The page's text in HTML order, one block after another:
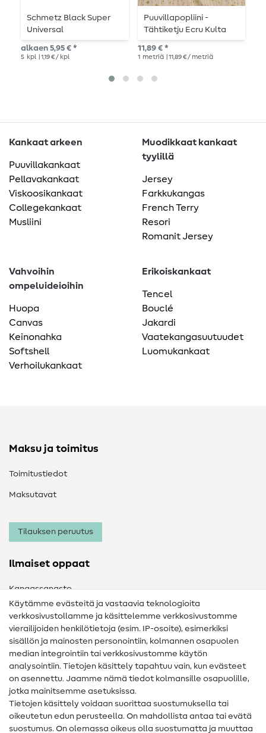
Schmetz Black Super
Universal
ompelukoneenneulat
alkaen 5,95 € *
5 kpl | 1,19 € / kpl
Puuvillapopliini -
Tähtiketju Ecru Kulta
Hopea
11,89 € *
1 metriä | 11,89 € / metriä
Kankaat arkeen
Puuvillakankaat
Pellavakankaat
Viskoosikankaat
Collegekankaat
Musliini
Muodikkaat kankaat
tyylillä
Jersey
Farkkukangas
French Terry
Resori
Romanit Jersey
Vahvoihin
ompeluideioihin
Huopa
Canvas
Keinonahka
Softshell
Verhoilukankaat
Erikoiskankaat
Tencel
Bouclé
Jakardi
Vaatekangasuutuudet
Luomukankaat
Maksu ja toimitus
Toimitustiedot
Maksutavat
Tilauksen peruutus
Ilmaiset oppaat
Kangassanasto
Ompelusanasto
Ompeluohjeet
Apua ja yhteystiedot
Yhteystiedot
Tietoa omistajanvaihdoksesta
FAQ
Käytämme evästeitä ja vastaavia teknologioita
verkkosivustollamme ja käsittelemme verkkosivustomme
vierailijoiden henkilötietoja (esim. IP-osoite), esimerkiksi
sisällön ja mainosten personointiin, kolmannen osapuolen
median integrointiin tai verkkosivustomme käytön
analysointiin. Tietojen käsittely tapahtuu vain, kun evästeet
on asennettu. Jaamme nämä tiedot kolmansille osapuolille,
jotka mainitsemme asetuksissa.
Tietojen käsittely voidaan suorittaa suostumuksella tai
oikeutetun edun perusteella. On mahdollista antaa tai evätä
suostumus. On olemassa oikeus olla suostumatta ja muuttaa